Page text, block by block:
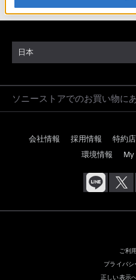
日本
ソニーストアでのお買い物に
会社情報 採用情報 特約
環境情報
My
ご利
プライバ
正しい表示